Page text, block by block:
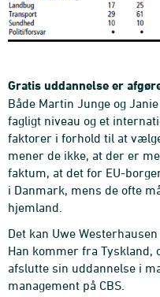
Gratis uddannelse er
Både Martin Junge og
fagligt niveau og et
faktorer i forhold til at
mener de ikke, at der er
faktum, at det for EU-
i Danmark, mens de ofte
hjemland.
Det kan Uwe
Han kommer fra Tyskland,
afslutte sin uddannelse i
management på CBS.